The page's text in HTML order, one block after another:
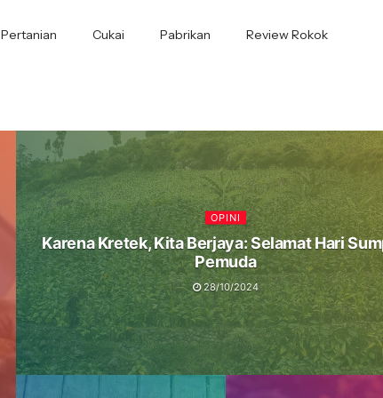
Pertanian Cukai Pabrikan Review Rokok
OPINI
Karena Kretek, Kita Berjaya: Selamat Hari
Pemuda
28/10/2024